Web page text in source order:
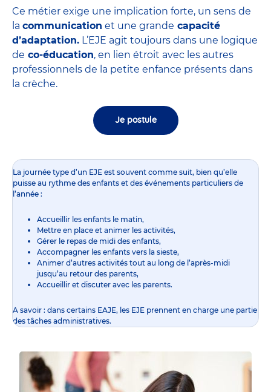
Ce métier exige une implication forte, un sens de
la communication et une grande capacité
d’adaptation. L’EJE agit toujours dans une logique
de co-éducation, en lien étroit avec les autres
professionnels de la petite enfance présents dans
la crèche.
Je postule
La journée type d’un EJE est souvent comme suit, bien qu’elle
puisse au rythme des enfants et des événements particuliers de
l’année :
Accueillir les enfants le matin,
Mettre en place et animer les activités,
Gérer le repas de midi des enfants,
Accompagner les enfants vers la sieste,
Animer d’autres activités tout au long de l’après-midi
jusqu’au retour des parents,
Accueillir et discuter avec les parents.
A savoir : dans certains EAJE, les EJE prennent en charge une partie
des tâches administratives.